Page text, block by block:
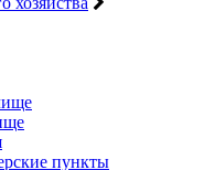
пункты